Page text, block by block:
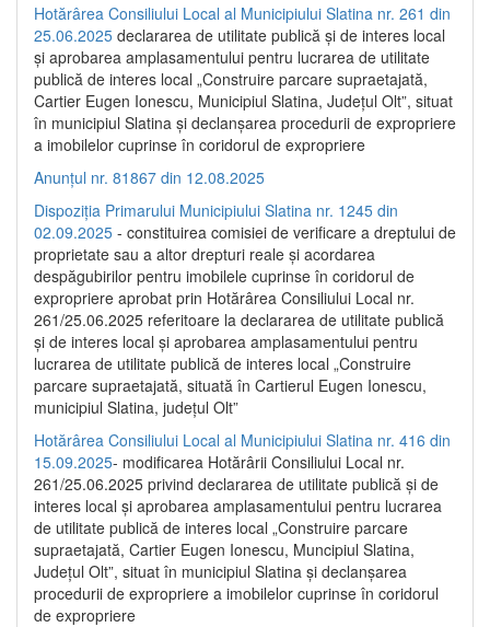
Hotărârea Consiliului Local al Municipiului Slatina nr. 261 din
25.06.2025 declararea de utilitate publică și de interes local
și aprobarea amplasamentului pentru lucrarea de utilitate
publică de interes local „Construire parcare supraetajată,
Cartier Eugen Ionescu, Municipiul Slatina, Județul Olt”, situat
în municipiul Slatina și declanșarea procedurii de expropriere
a imobilelor cuprinse în coridorul de expropriere
Anunțul nr. 81867 din 12.08.2025
Dispoziția Primarului Municipiului Slatina nr. 1245 din
02.09.2025 - constituirea comisiei de verificare a dreptului de
proprietate sau a altor drepturi reale și acordarea
despăgubirilor pentru imobilele cuprinse în coridorul de
expropriere aprobat prin Hotărârea Consiliului Local nr.
261/25.06.2025 referitoare la declararea de utilitate publică
și de interes local și aprobarea amplasamentului pentru
lucrarea de utilitate publică de interes local „Construire
parcare supraetajată, situată în Cartierul Eugen Ionescu,
municipiul Slatina, județul Olt”
Hotărârea Consiliului Local al Municipiului Slatina nr. 416 din
15.09.2025- modificarea Hotărârii Consiliului Local nr.
261/25.06.2025 privind declararea de utilitate publică și de
interes local și aprobarea amplasamentului pentru lucrarea
de utilitate publică de interes local „Construire parcare
supraetajată, Cartier Eugen Ionescu, Muncipiul Slatina,
Județul Olt”, situat în municipiul Slatina și declanșarea
procedurii de expropriere a imobilelor cuprinse în coridorul
de expropriere